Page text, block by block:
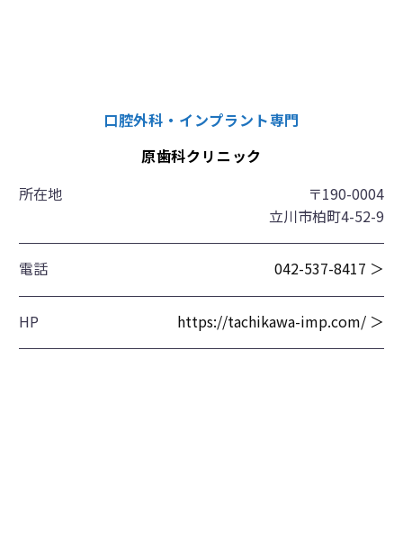
口腔外科・インプラント専門
原歯科クリニック
所在地
〒190-0004
立川市柏町4-52-9
電話 042-537-8417 ＞
HP https://tachikawa-imp.com/ ＞